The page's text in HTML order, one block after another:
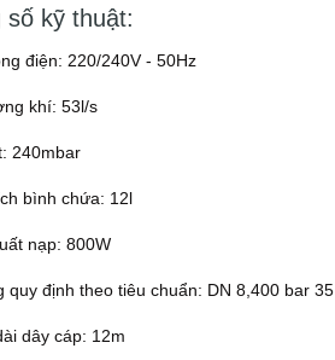
số kỹ thuật:
điện: 220/240V - 50Hz
khí: 53l/s
240mbar
bình chứa: 12l
nạp: 800W
quy định theo tiêu chuẩn: DN 8,400 bar 35
dây cáp: 12m